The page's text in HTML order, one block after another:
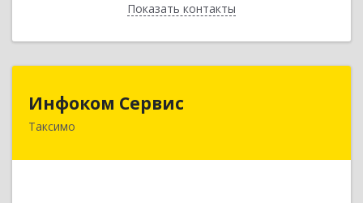
Показать контакты
Назад
Инфоком Сервис
Таксимо
671560, Республика Бурятия, Муйский р-н, пгт.